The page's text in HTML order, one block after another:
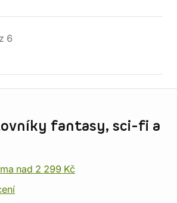
z 6
fantasy, sci-fi a
nad 2 299 Kč